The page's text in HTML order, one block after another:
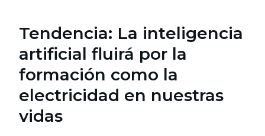
Tendencia: La inteligencia
artificial fluirá por la
formación como la
electricidad en nuestras
vidas